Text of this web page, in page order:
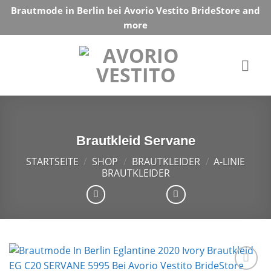
Skip
content
Brautmode in Berlin bei Avorio Vestito BrideStore and
more
Brautkleid Servane
STARTSEITE / SHOP / BRAUTKLEIDER / A-LINIE
BRAUTKLEIDER